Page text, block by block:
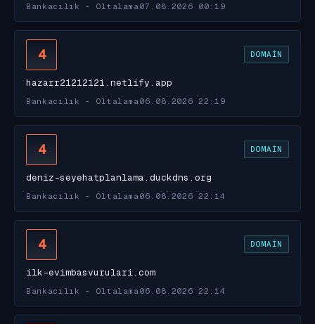
Bankacılık - Oltalama 07.08.2026 00:19
4 DOMAIN
hazarr21212121.netlify.app
Bankacılık - Oltalama 06.08.2026 22:19
4 DOMAIN
deniz-seyehatplanlama.duckdns.org
Bankacılık - Oltalama 06.08.2026 22:14
4 DOMAIN
ilk-evimbasvurulari.com
Bankacılık - Oltalama 06.08.2026 22:14